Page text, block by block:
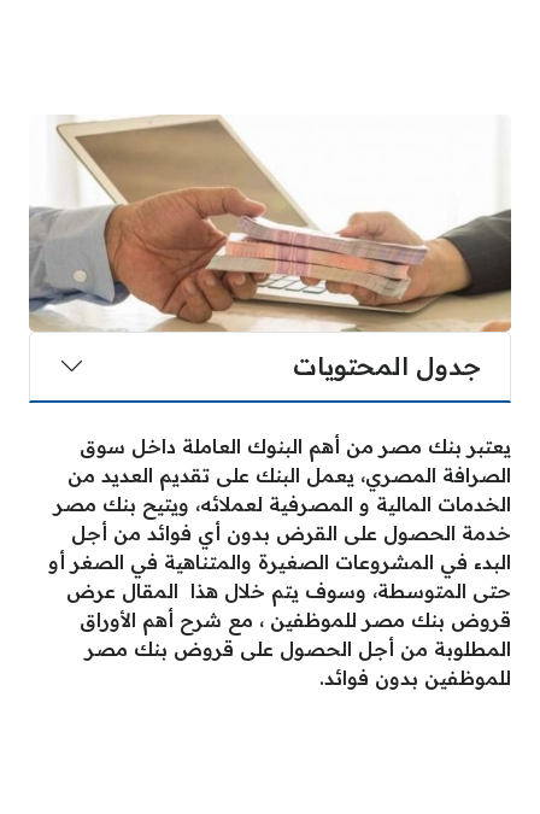
جدول المحتويات
يعتبر بنك مصر من أهم البنوك العاملة داخل سوق
الصرافة المصري، يعمل البنك على تقديم العديد من
الخدمات المالية و المصرفية لعملائه، ويتيح بنك مصر
خدمة الحصول على القرض بدون أي فوائد من أجل
البدء في المشروعات الصغيرة والمتناهية في الصغر أو
حتى المتوسطة، وسوف يتم خلال هذا المقال عرض
قروض بنك مصر للموظفين ، مع شرح أهم الأوراق
المطلوبة من أجل الحصول على قروض بنك مصر
للموظفين بدون فوائد.